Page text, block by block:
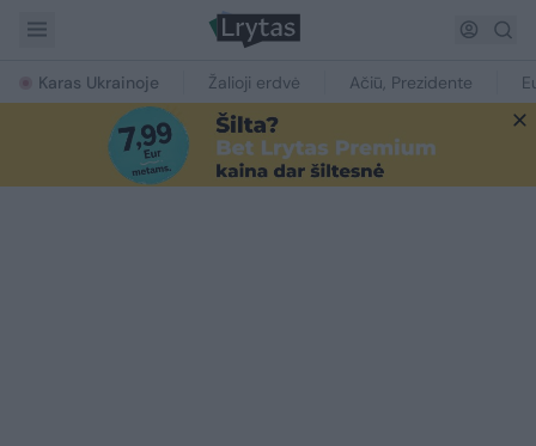
Karas Ukrainoje Žalioji erdvė Ačiū, Prezidente